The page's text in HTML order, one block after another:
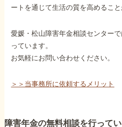
ートを通じて生活の質を高めること
愛媛・松山障害年金相談センター
っています。
お気軽にお問い合わせください。
＞＞当事務所に依頼するメリット
障害年金の無料相談を行って